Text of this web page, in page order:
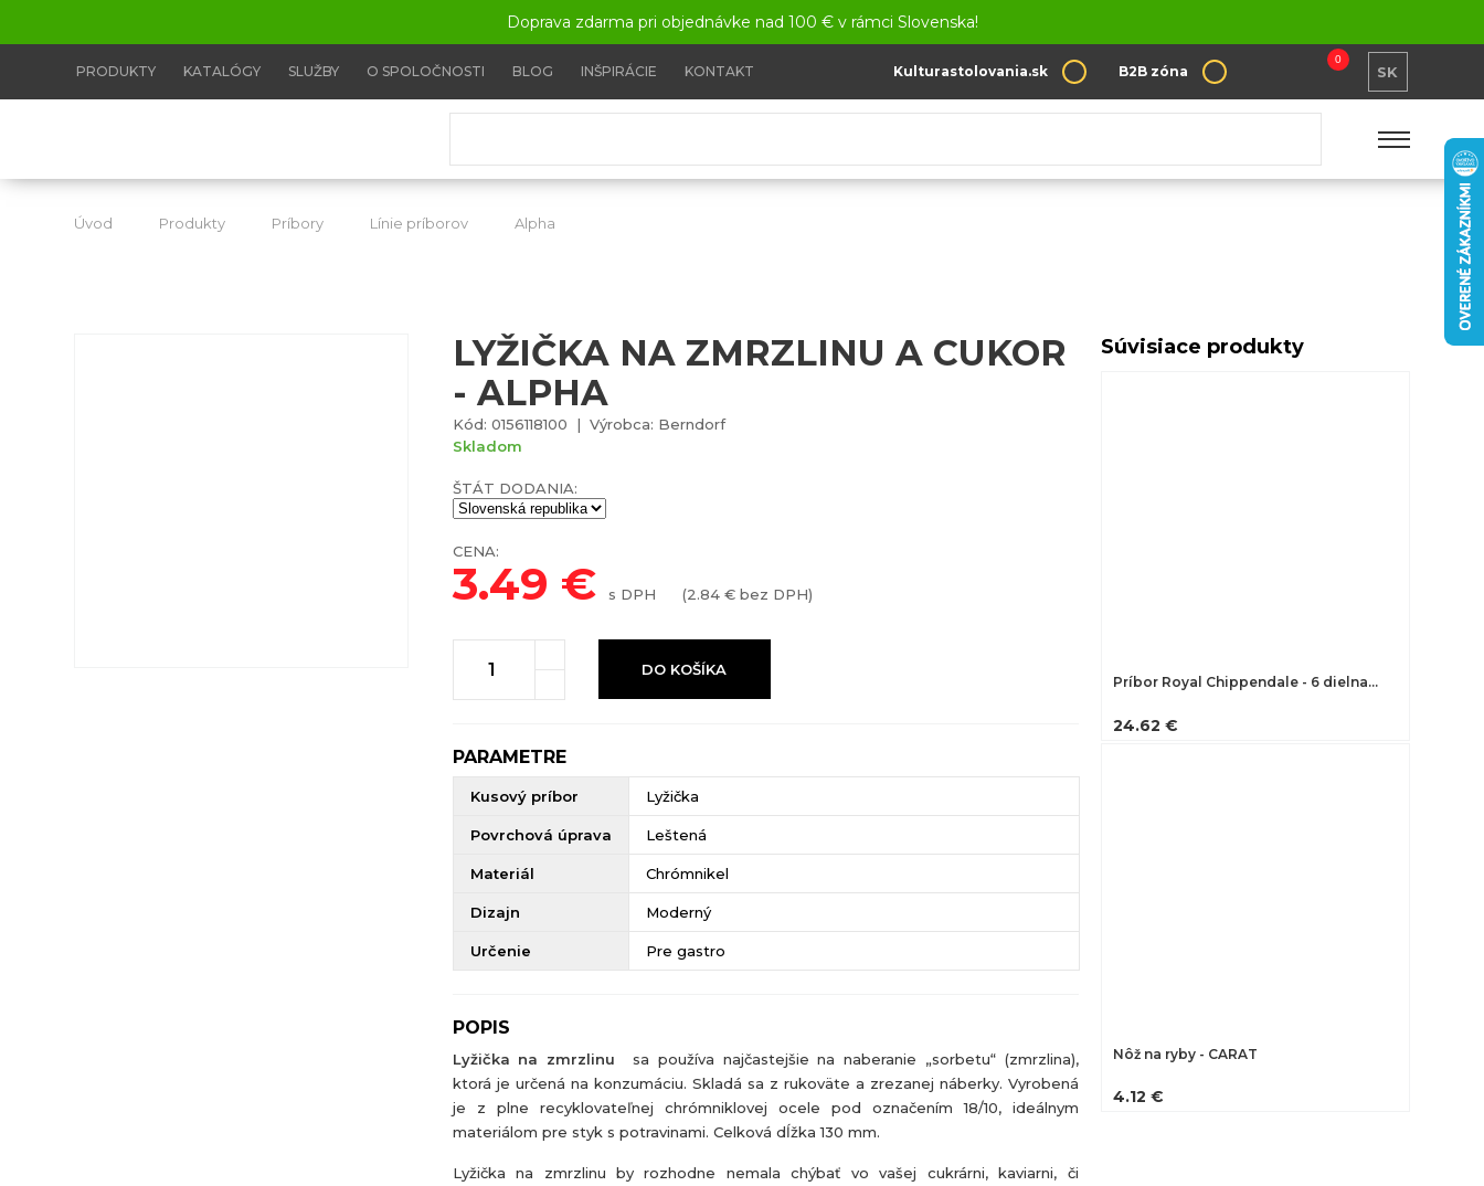
Doprava zdarma pri objednávke nad 100 € v rámci Slovenska!
PRODUKTY KATALÓGY SLUŽBY O SPOLOČNOSTI BLOG INŠPIRÁCIE KONTAKT Kulturastolovania.sk B2B zóna
0
SK
Úvod Produkty Príbory Línie príborov Alpha
LYŽIČKA NA ZMRZLINU A CUKOR
- ALPHA
Kód: 0156118100 | Výrobca: Berndorf
Skladom
ŠTÁT DODANIA:
CENA:
3.49 € s DPH (2.84€ bez DPH)
DO KOŠÍKA
PARAMETRE
Kusový príbor Lyžička
Povrchová úprava Leštená
Materiál Chrómnikel
Dizajn Moderný
Určenie Pre gastro
POPIS
Lyžička na zmrzlinu sa používa najčastejšie na naberanie „sorbetu“ (zmrzlina),
ktorá je určená na konzumáciu. Skladá sa z rukoväte a zrezanej náberky. Vyrobená
je z plne recyklovateľnej chrómniklovej ocele pod označením 18/10, ideálnym
materiálom pre styk s potravinami. Celková dĺžka 130 mm.
Lyžička na zmrzlinu by rozhodne nemala chýbať vo vašej cukrárni, kaviarni, či
Súvisiace produkty
Príbor Royal Chippendale - 6 dielna…
24.62 €
Nôž na ryby - CARAT
4.12 €